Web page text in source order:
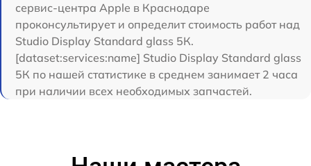
сервис-центра Apple в Краснодаре
проконсультирует и определит стоимость работ над
Studio Display Standard glass 5К.
[dataset:services:name] Studio Display Standard glass
5К по нашей статистике в среднем занимает 2 часа
при наличии всех необходимых запчастей.